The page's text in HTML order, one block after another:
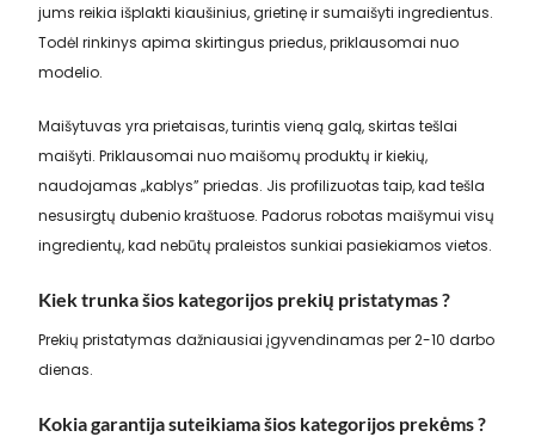
jums reikia išplakti kiaušinius, grietinę ir sumaišyti ingredientus.
Todėl rinkinys apima skirtingus priedus, priklausomai nuo
modelio.
Maišytuvas yra prietaisas, turintis vieną galą, skirtas tešlai
maišyti. Priklausomai nuo maišomų produktų ir kiekių,
naudojamas „kablys” priedas. Jis profilizuotas taip, kad tešla
nesusirgtų dubenio kraštuose. Padorus robotas maišymui visų
ingredientų, kad nebūtų praleistos sunkiai pasiekiamos vietos.
Kiek trunka šios kategorijos prekių pristatymas ?
Prekių pristatymas dažniausiai įgyvendinamas per 2-10 darbo
dienas.
Kokia garantija suteikiama šios kategorijos prekėms ?